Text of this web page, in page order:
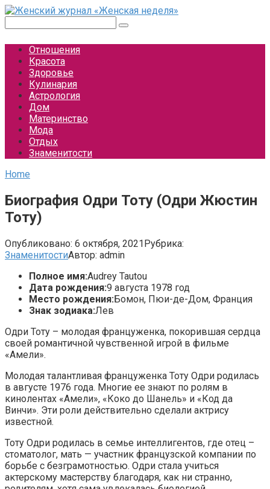
Перейти
контенту
Отношения
Красота
Здоровье
Кулинария
Астрология
Дом
Материнство
Мода
Отдых
Знаменитости
Home
Биография Одри Тоту (Одри Жюстин
Тоту)
Опубликовано: 6 октября, 2021Рубрика:
ЗнаменитостиАвтор: admin
Полное имя:Audrey Tautou
Дата рождения:9 августа 1978 год
Место рождения:Бомон, Пюи-де-Дом, Франция
Знак зодиака:Лев
Одри Тоту – молодая француженка, покорившая сердца
своей романтичной чувственной игрой в фильме
«Амели».
Молодая талантливая француженка Тоту Одри родилась
в августе 1976 года. Многие ее знают по ролям в
кинолентах «Амели», «Коко до Шанель» и «Код да
Винчи». Эти роли действительно сделали актрису
известной.
Тоту Одри родилась в семье интеллигентов, где отец –
стоматолог, мать — участник французской компании по
борьбе с безграмотностью. Одри стала учиться
актерскому мастерству благодаря, как ни странно,